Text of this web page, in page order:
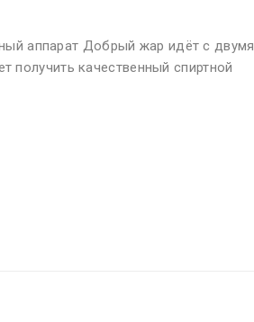
аппарат Добрый жар идёт с двумя
получить качественный спиртной